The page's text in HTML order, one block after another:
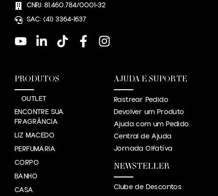
CNPJ: 81.460.784/0001-32
SAC: (41) 3364-1637
PRODUTOS
OUTLET
ENCONTRE SUA
FRAGRÂNCIA
LIZ MACEDO
PERFUMARIA
CORPO
BANHO
CASA
AJUDA E SUPORTE
Rastrear Pedido
Devolver um Produto
Ajuda com um Pedido
Central de Ajuda
Jornada Olfatíva
NEWSTELLER
Clube de Descontos